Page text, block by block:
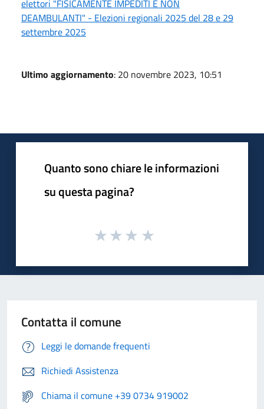
elettori "FISICAMENTE IMPEDITI E NON
DEAMBULANTI" - Elezioni regionali 2025 del 28 e 29
settembre 2025
Ultimo aggiornamento: 20 novembre 2023, 10:51
Quanto sono chiare le informazioni
su questa pagina?
Contatta il comune
Leggi le domande frequenti
Richiedi Assistenza
Chiama il comune +39 0734 919002